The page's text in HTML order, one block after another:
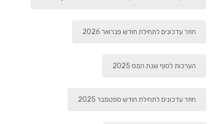
חוזר עדכונים לתחילת חודש פברואר 2026
הערכות לסוף שנת המס 2025
חוזר עדכונים לתחילת חודש ספטמבר 2025